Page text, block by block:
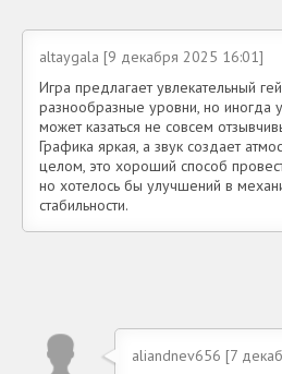
altaygala [9 декабря 2025 16:01]
Игра предлагает увлекательный
разнообразные уровни, но иногда
может казаться не совсем
Графика яркая, а звук создает
целом, это хороший способ
но хотелось бы улучшений в
стабильности.
aliandnev656 [7